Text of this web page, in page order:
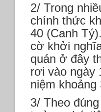
2/ Trong
chính thức
40 (Canh
cờ khởi
quán ở đây
rơi vào ngày
niệm
3/ Theo